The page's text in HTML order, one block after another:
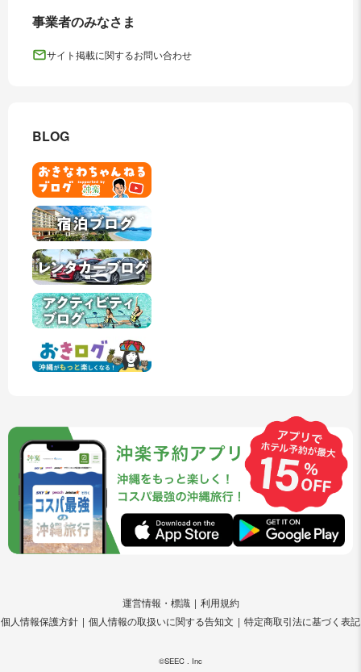
事業者のみなさま
サイト掲載に関するお問い合わせ
BLOG
運営情報・標識
利用規約
個人情報保護方針
個人情報の取扱いに関する告知文 特定商取引法に基づく表記
©SEEC . Inc